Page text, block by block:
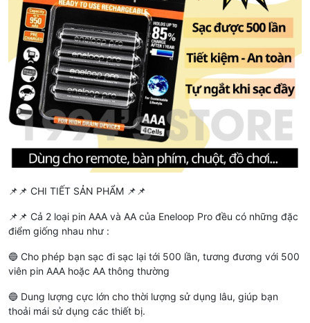
📌📌 CHI TIẾT SẢN PHẨM 📌📌
📌📌 Cả 2 loại pin AAA và AA của Eneloop Pro đều có những đặc
điểm giống nhau như :
🔵 Cho phép bạn sạc đi sạc lại tới 500 lần, tương đương với 500
viên pin AAA hoặc AA thông thường
🔵 Dung lượng cực lớn cho thời lượng sử dụng lâu, giúp bạn
thoải mái sử dụng các thiết bị.